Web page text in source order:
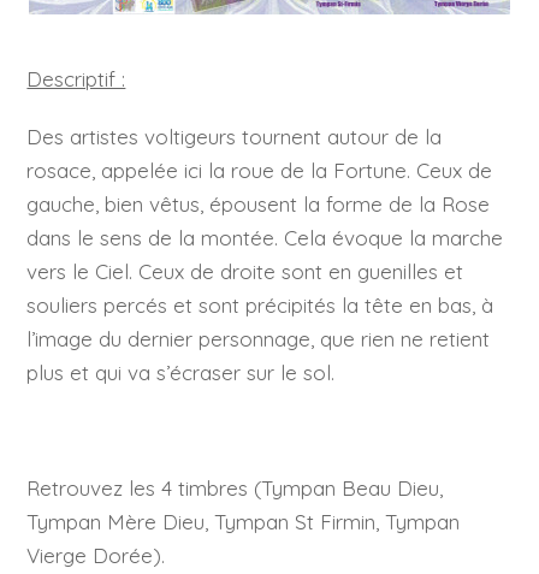
Descriptif :
Des artistes voltigeurs tournent autour de la
rosace, appelée ici la roue de la Fortune. Ceux de
gauche, bien vêtus, épousent la forme de la Rose
dans le sens de la montée. Cela évoque la marche
vers le Ciel. Ceux de droite sont en guenilles et
souliers percés et sont précipités la tête en bas, à
l’image du dernier personnage, que rien ne retient
plus et qui va s’écraser sur le sol.
Retrouvez les 4 timbres (Tympan Beau Dieu,
Tympan Mère Dieu, Tympan St Firmin, Tympan
Vierge Dorée).